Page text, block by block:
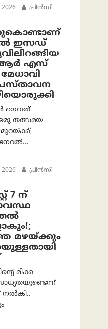
2026
പ്രിന്‍സി
ഇസഡ്
ആര്‍ എസ്
ഭഗവത്
തത്സമയ
2026
പ്രിന്‍സി
7 ന്
മഴയ്ക്കും
മിക്ക
നൽകി..